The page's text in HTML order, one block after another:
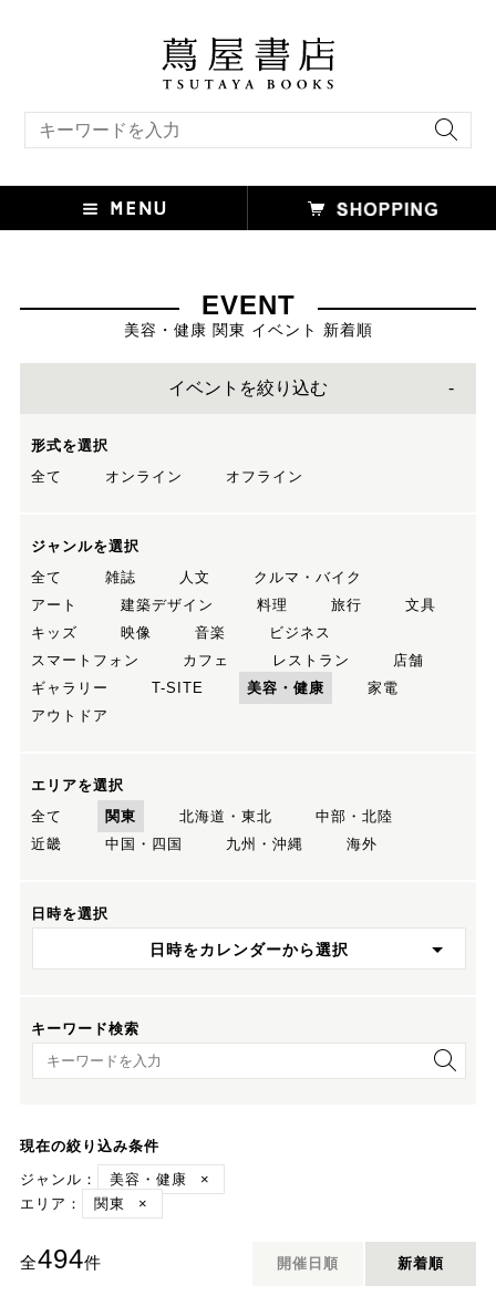
EVENT
美容・健康 関東 イベント 新着順
イベントを絞り込む
形式を選択
全て
オンライン オフライン
ジャンルを選択
全て
雑誌 人文
クルマ・バイク
アート
建築デザイン 料理 旅行
文具
キッズ
映像 音楽
ビジネス
スマートフォン
カフェ レストラン
店舗
ギャラリー
T-SITE 美容・健康
家電
アウトドア
エリアを選択
全て
関東 北海道・東北
中部・北陸
近畿
中国・四国 九州・沖縄 海外
日時を選択
日時をカレンダーから選択
キーワード検索
キーワード検索
現在の絞り込み条件
ジャンル：
美容・健康
×
エリア：
関東 ×
全494件 開催日順 新着順